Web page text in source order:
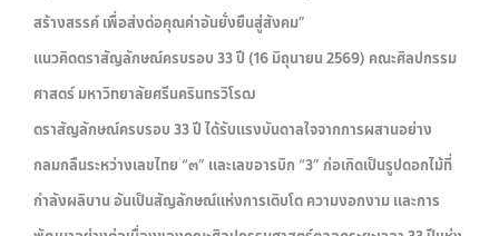
สร้างสรรค์ เพื่อส่งต่อคุณค่าอันยั่งยืนสู่สังคม”
แนวคิดตราสัญลักษณ์ครบรอบ 33 ปี (16 มิถุนายน 2569) คณะศิลปกรรม
ศาสตร์ มหาวิทยาลัยศรีนครินทรวิโรฒ
ตราสัญลักษณ์ครบรอบ 33 ปี ได้รับแรงบันดาลใจจากการผสานอย่าง
กลมกลืนระหว่างเลขไทย “๓” และเลขอารบิก “3” ก่อเกิดเป็นรูปดอกไม้ที่
กำลังผลิบาน อันเป็นสัญลักษณ์แห่งการเติบโต ความงอกงาม และการ